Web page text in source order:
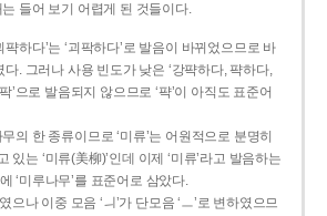
들어 보기 어렵게 된 것들이다.
하다’는 ‘괴팍하다’로 발음이 바뀌었으므로 바
다. 그러나 사용 빈도가 낮은 ‘강퍅하다, 퍅하다,
팍’으로 발음되지 않으므로 ‘퍅’이 아직도 표준어
의 한 종류이므로 ‘미류’는 어원적으로 분명히
있는 ‘미류(美柳)’인데 이제 ‘미류’라고 발음하는
‘미루나무’를 표준어로 삼았다.
으나 이중 모음 ‘ㅢ’가 단모음 ‘ㅡ’로 변하였으므